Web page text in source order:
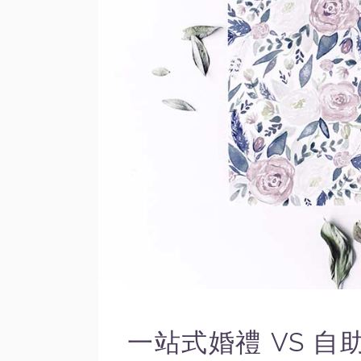
一站式婚禮 VS 自